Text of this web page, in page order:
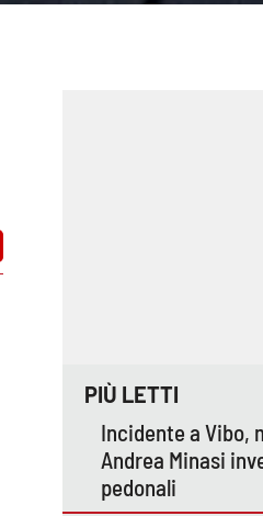
PIÙ LETTI
Incidente a Vibo,
Andrea Minasi
pedonali